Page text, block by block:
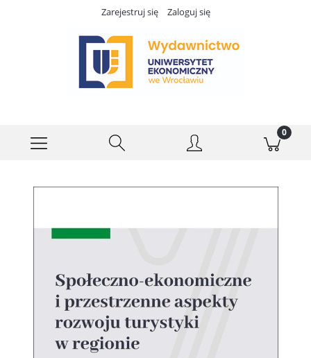
Zarejestruj się Zaloguj się